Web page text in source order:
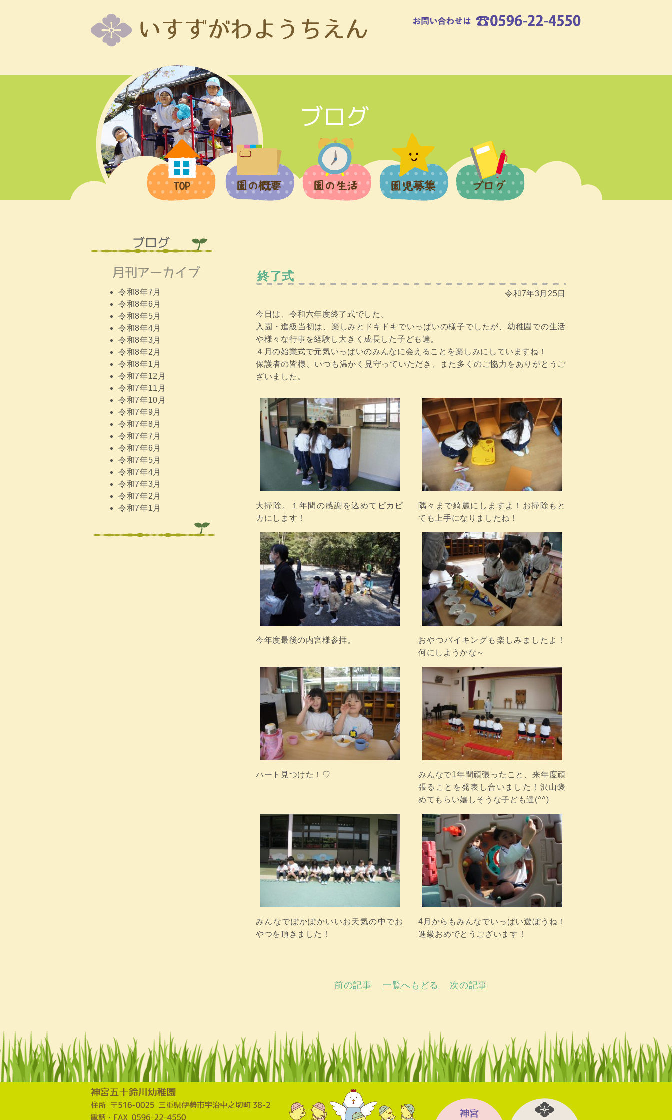
令和8年7月
令和8年6月
令和8年5月
令和8年4月
令和8年3月
令和8年2月
令和8年1月
令和7年12月
令和7年11月
令和7年10月
令和7年9月
令和7年8月
令和7年7月
令和7年6月
令和7年5月
令和7年4月
令和7年3月
令和7年2月
令和7年1月
終了式
令和7年3月25日
今日は、令和六年度終了式でした。
入園・進級当初は、楽しみとドキドキでいっぱいの様子でしたが、幼稚園での生活
や様々な行事を経験し大きく成長した子ども達。
４月の始業式で元気いっぱいのみんなに会えることを楽しみにしていますね！
保護者の皆様、いつも温かく見守っていただき、また多くのご協力をありがとうご
ざいました。
大掃除。１年間の感謝を込めてピカピ
カにします！
隅々まで綺麗にしますよ！お掃除もと
ても上手になりましたね！
今年度最後の内宮様参拝。
おやつバイキングも楽しみましたよ！
何にしようかな～
ハート見つけた！♡
みんなで1年間頑張ったこと、来年度頑
張ることを発表し合いました！沢山褒
めてもらい嬉しそうな子ども達(^^)
みんなでぽかぽかいいお天気の中でお
やつを頂きました！
4月からもみんなでいっぱい遊ぼうね！
進級おめでとうございます！
前の記事 一覧へもどる 次の記事